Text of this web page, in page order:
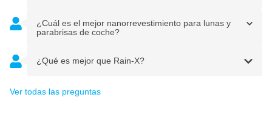
¿Cuál es el mejor nanorrevestimiento para lunas y
parabrisas de coche?
¿Qué es mejor que Rain-X?
Ver todas las preguntas